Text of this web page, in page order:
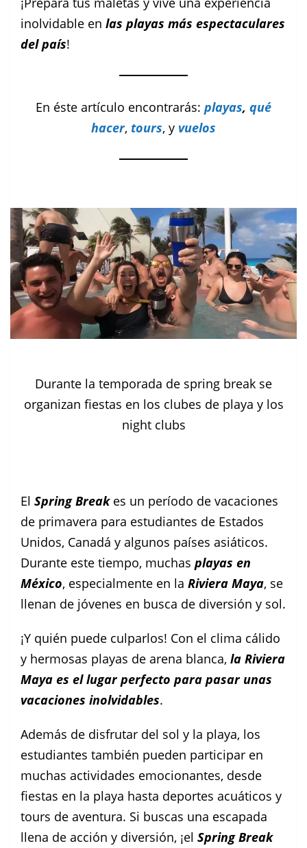
inolvidable en las playas más espectaculares
del país!
En éste artículo encontrarás: playas, qué
hacer, tours, y vuelos
Durante la temporada de spring break se
organizan fiestas en los clubes de playa y los
night clubs
El Spring Breakes un período de vacaciones
de primavera para estudiantes de Estados
Unidos, Canadá y algunos países asiáticos.
Durante este tiempo, muchas playas en
México, especialmente en la Riviera Maya, se
llenan de jóvenes en busca de diversión y sol.
¡Y quién puede culparlos! Con el clima cálido
y hermosas playas de arena blanca, la Riviera
Maya es el lugar perfecto para pasar unas
vacaciones inolvidables.
Además de disfrutar del sol y la playa, los
estudiantes también pueden participar en
muchas actividades emocionantes, desde
fiestas en la playa hasta deportes acuáticos y
tours de aventura. Si buscas una escapada
llena de acción y diversión, ¡el Spring Break